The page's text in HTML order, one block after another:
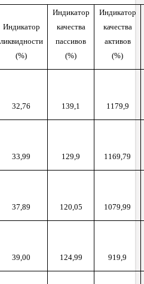
Индикатор
ликвидности
(%)
Индикатор
качества
пассивов
(%)
Индикатор
качества
активов
(%)
32,76 139,1 1179,9
33,99 129,9 1169,79
37,89 120,05 1079,99
39,00 124,99 919,9